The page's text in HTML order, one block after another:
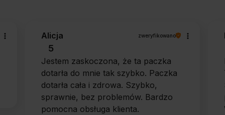
Alicja zweryfikowano
5
Jestem zaskoczona, że ta paczka
dotarła do mnie tak szybko. Paczka
dotarła cała i zdrowa. Szybko,
sprawnie, bez problemów. Bardzo
pomocna obsługa klienta.